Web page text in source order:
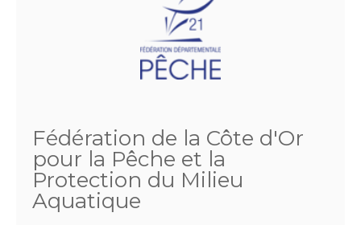
Fédération de la Côte d'Or
pour la Pêche et la
Protection du Milieu
Aquatique